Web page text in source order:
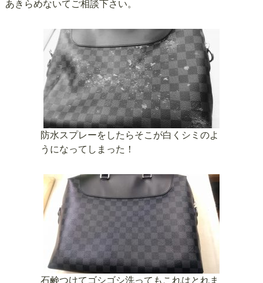
あきらめないてご相談下さい。
防水スプレーをしたらそこが白くシミのよ
うになってしまった！
石鹸つけてゴシゴシ洗ってもこれはとれま